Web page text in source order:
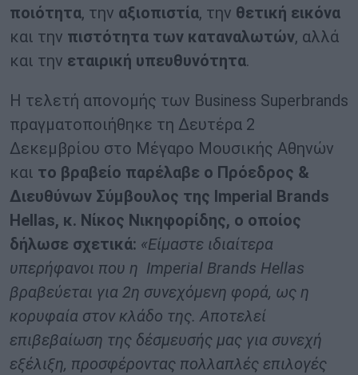
ποιότητα, την αξιοπιστία, την θετική εικόνα
και την πιστότητα των καταναλωτών, αλλά
και την εταιρική υπευθυνότητα.
Η τελετή απονομής των Business Superbrands
πραγματοποιήθηκε τη Δευτέρα 2
Δεκεμβρίου στο Μέγαρο Μουσικής Αθηνών
και το βραβείο παρέλαβε ο Πρόεδρος &
Διευθύνων Σύμβουλος της Imperial Brands
Hellas, κ. Νίκος Νικηφορίδης, ο οποίος
δήλωσε σχετικά: «Είμαστε ιδιαίτερα
υπερήφανοι που η Imperial Brands Hellas
βραβεύεται για 2η συνεχόμενη φορά, ως η
κορυφαία στον κλάδο της. Αποτελεί
επιβεβαίωση της δέσμευσής μας για συνεχή
εξέλιξη, προσφέροντας πολλαπλές επιλογές